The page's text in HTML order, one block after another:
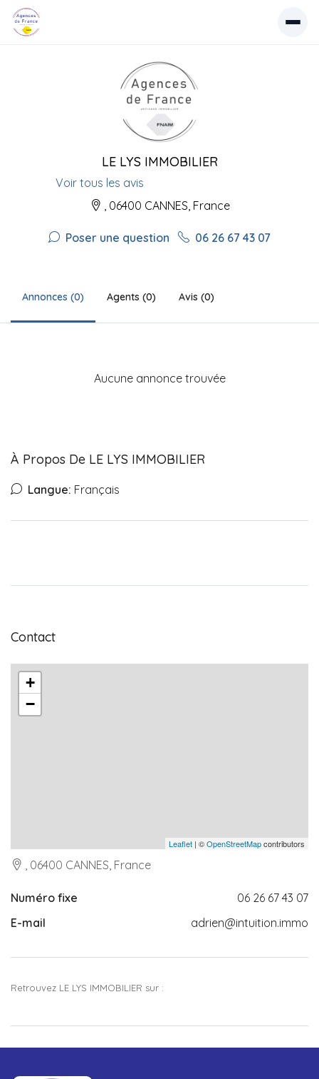
LE LYS IMMOBILIER
Voir tous les avis
, 06400 CANNES, France
Poser une question 06 26 67 43 07
Annonces (0) Agents (0) Avis (0)
Aucune annonce trouvée
À Propos De LE LYS IMMOBILIER
Langue: Français
Contact
+
−
Leaflet | ©OpenStreetMapcontributors
, 06400 CANNES, France
Numéro fixe
06 26 67 43 07
E-mail
adrien@intuition.immo
Retrouvez LE LYS IMMOBILIER sur :